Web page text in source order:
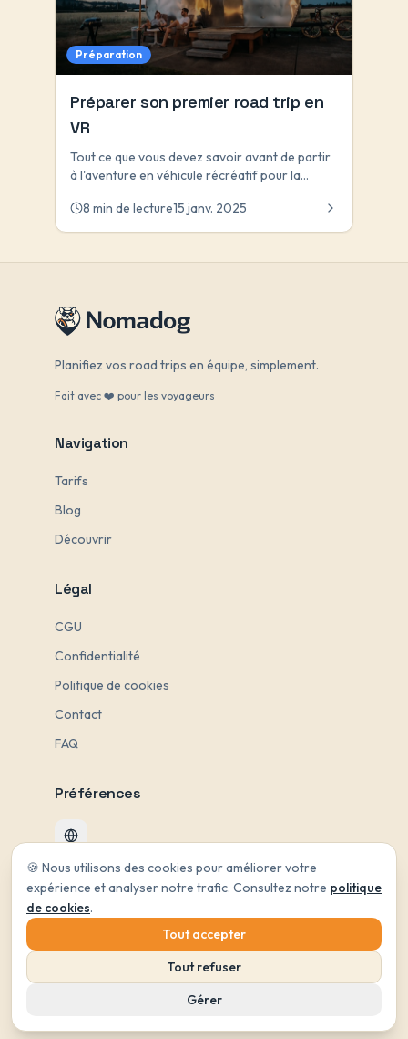
🍪 Nous utilisons des cookies pour améliorer votre
expérience et analyser notre trafic. Consultez notre politique
de cookies.
Gérer
Tout refuser
Tout accepter
Préparation
Préparer son premier road trip en
VR
Tout ce que vous devez savoir avant de partir
à l'aventure en véhicule récréatif pour la
8 min de lecture15 janv. 2025
Planifiez vos road trips en équipe, simplement.
Fait avec ❤️ pour les voyageurs
Navigation
Tarifs
Blog
Découvrir
Légal
CGU
Confidentialité
Politique de cookies
Contact
FAQ
Préférences
Change language
Gérer mes préférences